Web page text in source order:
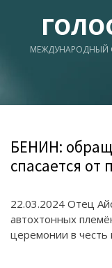
МЕЖДУНАРОДНЫЙ
БЕНИН:
спасается от
22.03.2024 Отец
автохтонных
церемонии в честь